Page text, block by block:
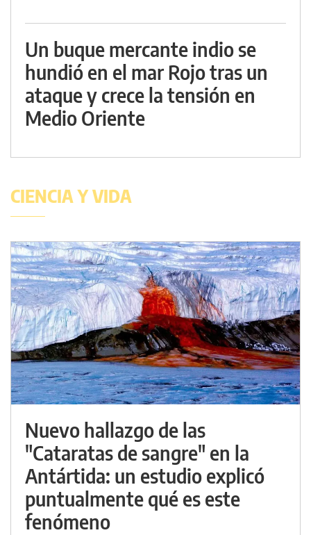
Un buque mercante indio se
hundió en el mar Rojo tras un
ataque y crece la tensión en
Medio Oriente
CIENCIA Y VIDA
Nuevo hallazgo de las
"Cataratas de sangre" en la
Antártida: un estudio explicó
puntualmente qué es este
fenómeno